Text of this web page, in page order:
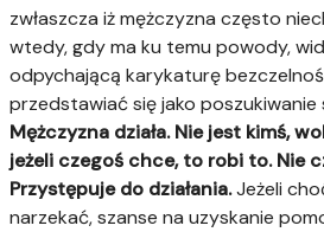
zwłaszcza iż mężczyzna często
wtedy, gdy ma ku temu powody,
odpychającą karykaturę
przedstawiać się jako poszukiwanie
Mężczyzna działa. Nie jest kimś,
jeżeli czegoś chce, to robi to. Nie
Przystępuje do działania.Jeżeli
narzekać, szanse na uzyskanie